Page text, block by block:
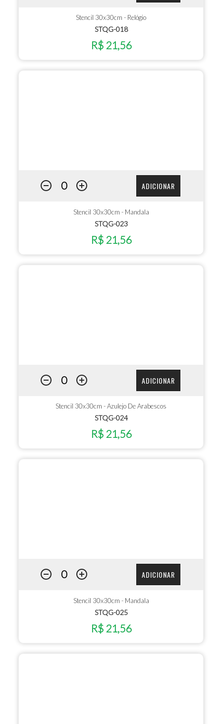
Stencil 30x30cm - Relógio
STQG-018
R$ 21,56
ADICIONAR
Stencil 30x30cm - Mandala
STQG-023
R$ 21,56
ADICIONAR
Stencil 30x30cm - Azulejo De Arabescos
STQG-024
R$ 21,56
ADICIONAR
Stencil 30x30cm - Mandala
STQG-025
R$ 21,56